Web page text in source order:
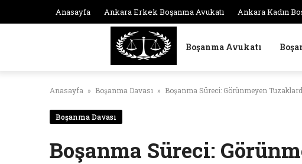
Anasayfa Ankara Erkek Boşanma Avukatı Ankara Kadın
Boşanma Avukatı
Anasayfa » Boşanma Davası » Boşanma Süreci: Görünmeyen
Boşanma Davası
Boşanma Süreci: